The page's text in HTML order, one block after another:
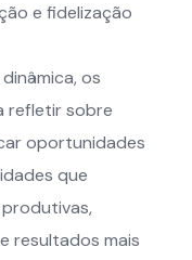
e fidelização
os
refletir sobre
oportunidades
que
resultados mais